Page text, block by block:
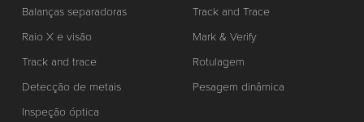
Balanças separadoras
Raio X e visão
Track and trace
Detecção de metais
Inspeção óptica
Track and Trace
Mark & Verify
Rotulagem
Pesagem dinâmica